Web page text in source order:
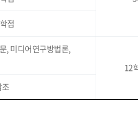
점
, 미디어연구방법론,
12